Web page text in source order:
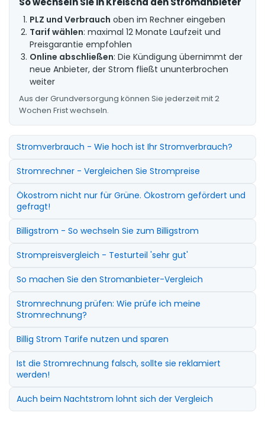
PLZ und Verbrauch oben im Rechner eingeben
Tarif wählen: maximal 12 Monate Laufzeit und
Preisgarantie empfohlen
Online abschließen: Die Kündigung übernimmt der
neue Anbieter, der Strom fließt ununterbrochen
weiter
Aus der Grundversorgung können Sie jederzeit mit 2
Wochen Frist wechseln.
Stromverbrauch - Wie hoch ist Ihr Stromverbrauch?
Stromrechner - Vergleichen Sie Strompreise
Ökostrom nicht nur für Grüne. Ökostrom gefördert und
gefragt!
Billigstrom - So wechseln Sie zum Billigstrom
Strompreisvergleich - Testurteil 'sehr gut'
So machen Sie den Stromanbieter-Vergleich
Stromrechnung prüfen: Wie prüfe ich meine
Stromrechnung?
Billig Strom Tarife nutzen und sparen
Ist die Stromrechnung falsch, sollte sie reklamiert
werden!
Auch beim Nachtstrom lohnt sich der Vergleich